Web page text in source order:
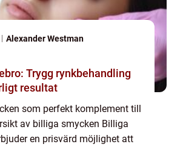
Alexander Westman
Trygg rynkbehandling
resultat
som perfekt komplement till
av billiga smycken Billiga
en prisvärd möjlighet att